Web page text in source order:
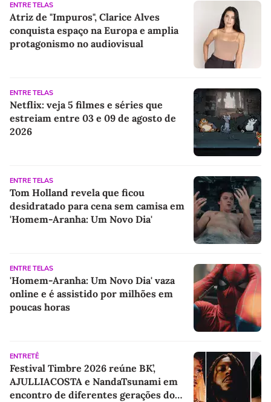
ENTRE TELAS
Atriz de "Impuros", Clarice Alves
conquista espaço na Europa e amplia
protagonismo no audiovisual
ENTRE TELAS
Netflix: veja 5 filmes e séries que
estreiam entre 03 e 09 de agosto de
2026
ENTRE TELAS
Tom Holland revela que ficou
desidratado para cena sem camisa em
'Homem-Aranha: Um Novo Dia'
ENTRE TELAS
'Homem-Aranha: Um Novo Dia' vaza
online e é assistido por milhões em
poucas horas
ENTRETÊ
Festival Timbre 2026 reúne BK’,
AJULLIACOSTA e NandaTsunami em
encontro de diferentes gerações do